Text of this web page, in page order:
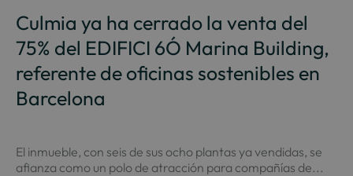
Culmia ya ha cerrado la venta del
75% del EDIFICI 6Ó Marina Building,
referente de oficinas sostenibles en
Barcelona
El inmueble, con seis de sus ocho plantas ya vendidas, se
afianza como un polo de atracción para compañías de...